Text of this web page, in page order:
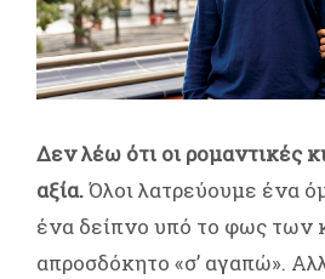
Δεν λέω ότι οι ρομαντικές
αξία.Όλοι λατρεύουμε ένα
ένα δείπνο υπό το φως των
απροσδόκητο «σ’ αγαπώ».